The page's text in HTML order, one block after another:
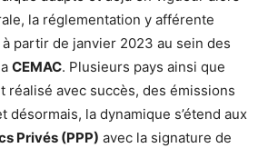
la réglementation y afférente
partir de janvier 2023 au sein des
CEMAC. Plusieurs pays ainsi que
réalisé avec succès, des émissions
désormais, la dynamique s’étend aux
Privés (PPP) avec la signature de